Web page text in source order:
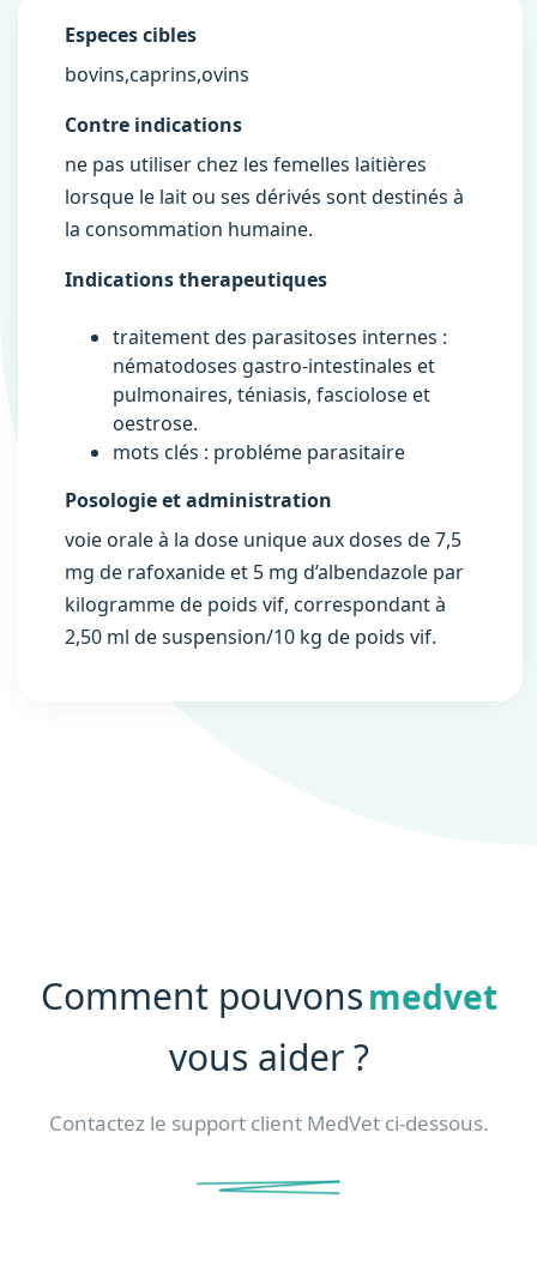
Especes cibles
bovins,caprins,ovins
Contre indications
ne pas utiliser chez les femelles laitières
lorsque le lait ou ses dérivés sont destinés à
la consommation humaine.
Indications therapeutiques
traitement des parasitoses internes :
nématodoses gastro-intestinales et
pulmonaires, téniasis, fasciolose et
oestrose.
mots clés : probléme parasitaire
Posologie et administration
voie orale à la dose unique aux doses de 7,5
mg de rafoxanide et 5 mg d’albendazole par
kilogramme de poids vif, correspondant à
2,50 ml de suspension/10 kg de poids vif.
Comment pouvonsmedvet
vous aider ?
Contactez le support client MedVet ci-dessous.